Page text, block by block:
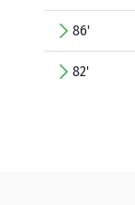
86'
82'